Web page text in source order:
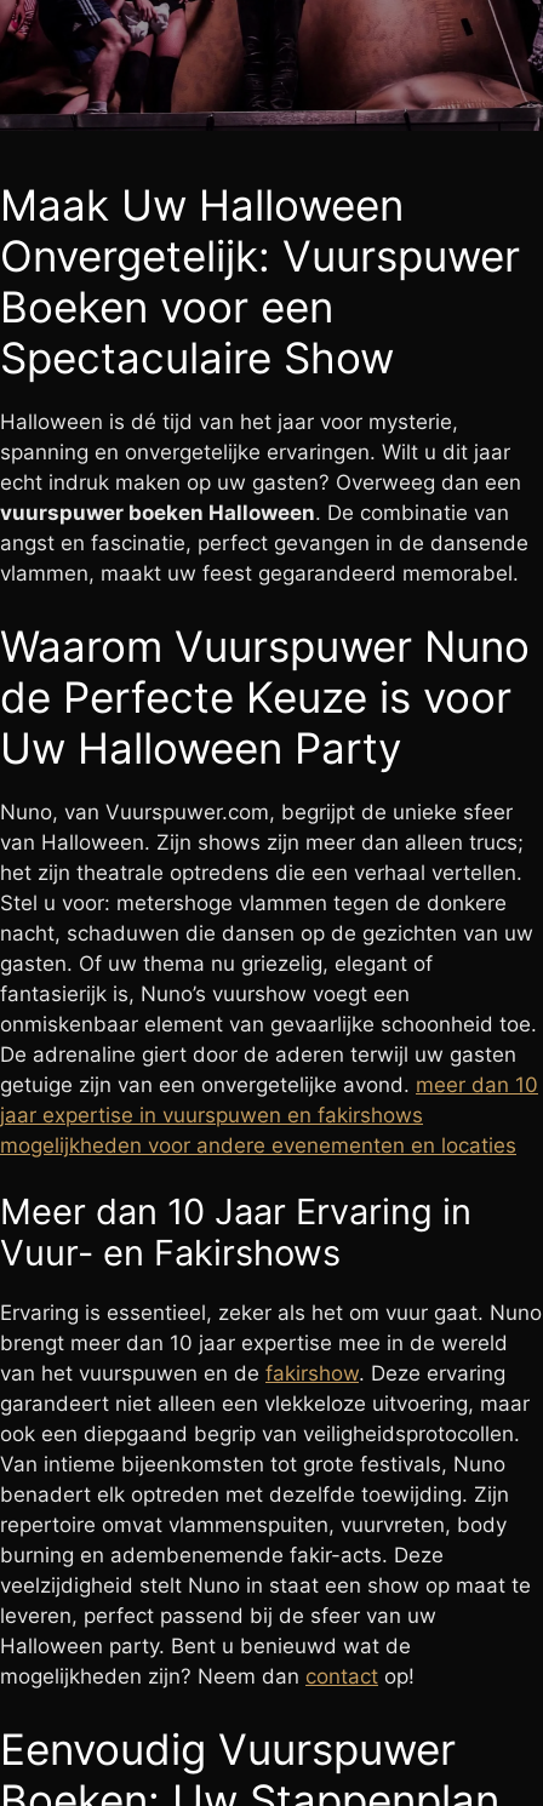
Maak Uw Halloween
Onvergetelijk: Vuurspuwer
Boeken voor een
Spectaculaire Show
Halloween is dé tijd van het jaar voor mysterie,
spanning en onvergetelijke ervaringen. Wilt u dit jaar
echt indruk maken op uw gasten? Overweeg dan een
vuurspuwer boeken Halloween. De combinatie van
angst en fascinatie, perfect gevangen in de dansende
vlammen, maakt uw feest gegarandeerd memorabel.
Waarom Vuurspuwer Nuno
de Perfecte Keuze is voor
Uw Halloween Party
Nuno, van Vuurspuwer.com, begrijpt de unieke sfeer
van Halloween. Zijn shows zijn meer dan alleen trucs;
het zijn theatrale optredens die een verhaal vertellen.
Stel u voor: metershoge vlammen tegen de donkere
nacht, schaduwen die dansen op de gezichten van uw
gasten. Of uw thema nu griezelig, elegant of
fantasierijk is, Nuno’s vuurshow voegt een
onmiskenbaar element van gevaarlijke schoonheid toe.
De adrenaline giert door de aderen terwijl uw gasten
getuige zijn van een onvergetelijke avond. meer dan 10
jaar expertise in vuurspuwen en fakirshows
mogelijkheden voor andere evenementen en locaties
Meer dan 10 Jaar Ervaring in
Vuur- en Fakirshows
Ervaring is essentieel, zeker als het om vuur gaat. Nuno
brengt meer dan 10 jaar expertise mee in de wereld
van het vuurspuwen en de fakirshow. Deze ervaring
garandeert niet alleen een vlekkeloze uitvoering, maar
ook een diepgaand begrip van veiligheidsprotocollen.
Van intieme bijeenkomsten tot grote festivals, Nuno
benadert elk optreden met dezelfde toewijding. Zijn
repertoire omvat vlammenspuiten, vuurvreten, body
burning en adembenemende fakir-acts. Deze
veelzijdigheid stelt Nuno in staat een show op maat te
leveren, perfect passend bij de sfeer van uw
Halloween party. Bent u benieuwd wat de
mogelijkheden zijn? Neem dan contact op!
Eenvoudig Vuurspuwer